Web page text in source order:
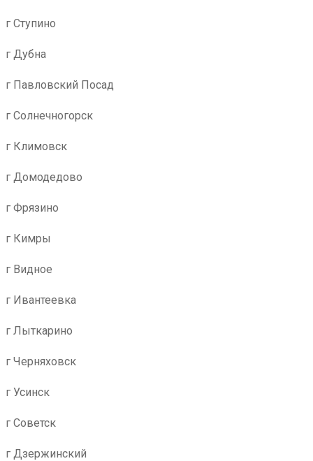
г Ступино
г Дубна
г Павловский Посад
г Солнечногорск
г Климовск
г Домодедово
г Фрязино
г Кимры
г Видное
г Ивантеевка
г Лыткарино
г Черняховск
г Усинск
г Советск
г Дзержинский